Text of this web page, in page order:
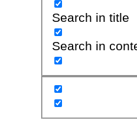
Search in title
Search in